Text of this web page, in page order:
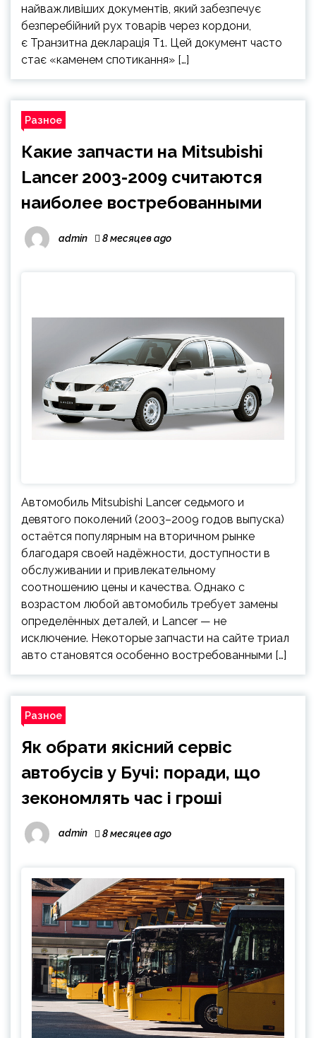
найважливіших документів, який забезпечує
безперебійний рух товарів через кордони,
є Транзитна декларація Т1. Цей документ часто
стає «каменем спотикання» […]
Разное
Какие запчасти на Mitsubishi
Lancer 2003-2009 считаются
наиболее востребованными
admin 8 месяцев ago
Автомобиль Mitsubishi Lancer седьмого и
девятого поколений (2003–2009 годов выпуска)
остаётся популярным на вторичном рынке
благодаря своей надёжности, доступности в
обслуживании и привлекательному
соотношению цены и качества. Однако с
возрастом любой автомобиль требует замены
определённых деталей, и Lancer — не
исключение. Некоторые запчасти на сайте триал
авто становятся особенно востребованными […]
Разное
Як обрати якісний сервіс
автобусів у Бучі: поради, що
зекономлять час і гроші
admin 8 месяцев ago